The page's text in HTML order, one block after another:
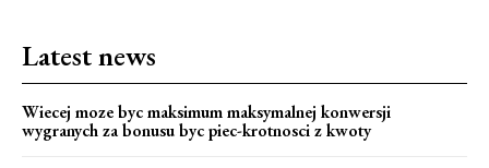
Latest news
Wiecej moze byc maksimum maksymalnej konwersji
wygranych za bonusu byc piec-krotnosci z kwoty